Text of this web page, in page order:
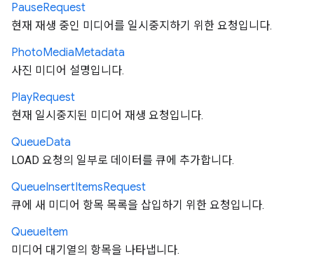
PauseRequest
현재 재생 중인 미디어를 일시중지하기 위한 요청입니다.
PhotoMediaMetadata
사진 미디어 설명입니다.
PlayRequest
현재 일시중지된 미디어 재생 요청입니다.
QueueData
LOAD 요청의 일부로 데이터를 큐에 추가합니다.
QueueInsertItemsRequest
큐에 새 미디어 항목 목록을 삽입하기 위한 요청입니다.
QueueItem
미디어 대기열의 항목을 나타냅니다.